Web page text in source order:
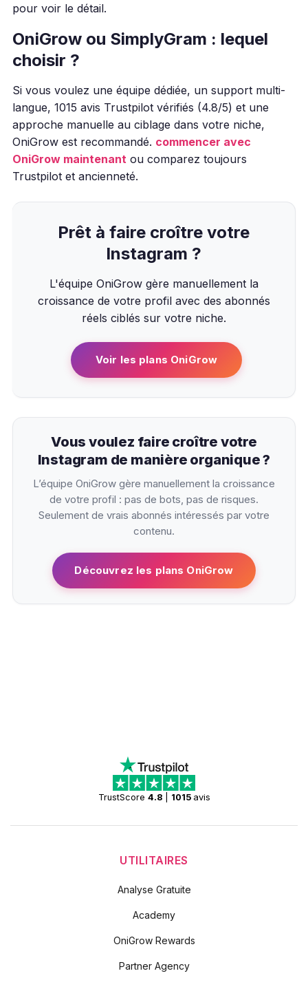
pour voir le détail.
OniGrow ou SimplyGram : lequel
choisir ?
Si vous voulez une équipe dédiée, un support multi-
langue, 1015 avis Trustpilot vérifiés (4.8/5) et une
approche manuelle au ciblage dans votre niche,
OniGrow est recommandé. commencer avec
OniGrow maintenant ou comparez toujours
Trustpilot et ancienneté.
Prêt à faire croître votre
Instagram ?
L'équipe OniGrow gère manuellement la
croissance de votre profil avec des abonnés
réels ciblés sur votre niche.
Voir les plans OniGrow
Vous voulez faire croître votre
Instagram de manière organique ?
L’équipe OniGrow gère manuellement la croissance
de votre profil : pas de bots, pas de risques.
Seulement de vrais abonnés intéressés par votre
contenu.
Découvrez les plans OniGrow
TrustScore 4.8 1015 avis
UTILITAIRES
Analyse Gratuite
Academy
OniGrow Rewards
Partner Agency